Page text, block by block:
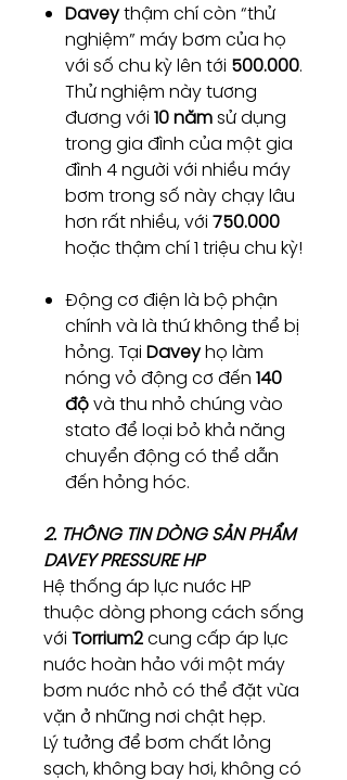
Daveythậm chí còn “thử
nghiệm” máy bơm của họ
với số chu kỳ lên tới 500.000.
Thử nghiệm này tương
đương với 10 nămsử dụng
trong gia đình của một gia
đình 4 người với nhiều máy
bơm trong số này chạy lâu
hơn rất nhiều, với 750.000
hoặc thậm chí 1 triệu chu kỳ!
Động cơ điện là bộ phận
chính và là thứ không thể bị
hỏng. Tại Daveyhọ làm
nóng vỏ động cơ đến 140
độvà thu nhỏ chúng vào
stato để loại bỏ khả năng
chuyển động có thể dẫn
đến hỏng hóc.
2. THÔNG TIN DÒNG SẢN PHẨM
DAVEY PRESSURE HP
Hệ thống áp lực nước HP
thuộc dòng phong cách sống
với Torrium2cung cấp áp lực
nước hoàn hảo với một máy
bơm nước nhỏ có thể đặt vừa
vặn ở những nơi chật hẹp.
Lý tưởng để bơm chất lỏng
sạch, không bay hơi, không có